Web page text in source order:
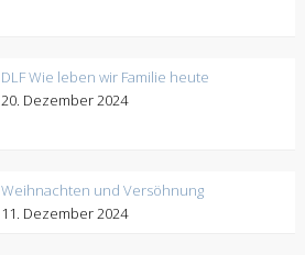
DLF Wie leben wir Familie heute
20. Dezember 2024
Weihnachten und Versöhnung
11. Dezember 2024